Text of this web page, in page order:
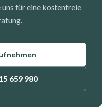
für eine kostenfreie
659 980